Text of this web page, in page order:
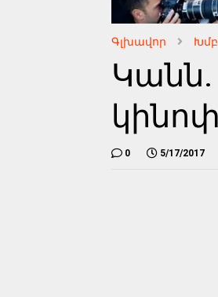
Գլխավոր
Կանն.
0 5/17/2017